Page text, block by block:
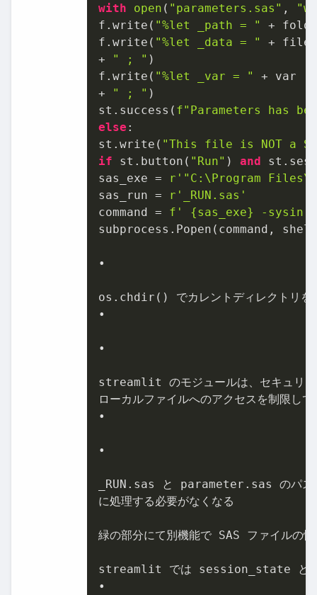
with open ( "parameters.sas" ,
"w"
f.write( "%let _path = "
+
f.write( "%let _data = "
+
+
" ; " )
f.write( "%let _var = "
+ var
+
" ; " )
st.success( f"Parameters has
else :
st.write( "This file is NOT a
if st.button( "Run" ) and
sas_exe =
r'"C:\Program
sas_run =
r'_RUN.sas'
command = f' {sas_exe}
-sysin "
subprocess.Popen(command,
•
os.chdir() でカレントディレクトリ
•
•
streamlit のモジュールは、セキュリテ
ローカルファイルへのアクセスを制限して
•
•
_RUN.sas と parameter.sas のパス
に処理する必要がなくなる
緑の部分にて別機能で SAS ファイルの情
streamlit では session_state とい
•